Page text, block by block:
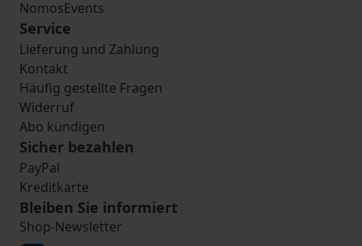
NomosEvents
Service
Lieferung und Zahlung
Kontakt
Häufig gestellte Fragen
Widerruf
Abo kündigen
Sicher bezahlen
PayPal
Kreditkarte
Bleiben Sie informiert
Shop-Newsletter